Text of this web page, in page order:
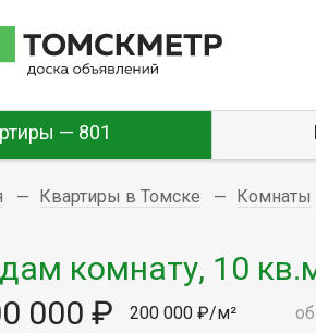
— 801
Квартиры в Томске Комнаты
комнату, 10
000 ₽
200 000 ₽/м²